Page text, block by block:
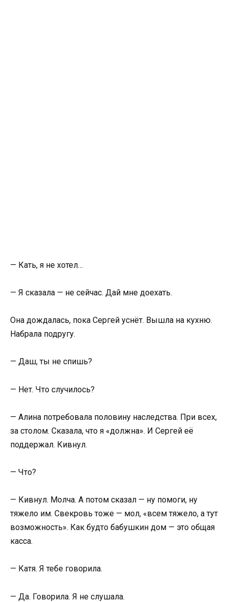
— Кать, я не хотел…
— Я сказала — не сейчас. Дай мне доехать.
Она дождалась, пока Сергей уснёт. Вышла на кухню.
Набрала подругу.
— Даш, ты не спишь?
— Нет. Что случилось?
— Алина потребовала половину наследства. При всех,
за столом. Сказала, что я «должна». И Сергей её
поддержал. Кивнул.
— Что?
— Кивнул. Молча. А потом сказал — ну помоги, ну
тяжело им. Свекровь тоже — мол, «всем тяжело, а тут
возможность». Как будто бабушкин дом — это общая
касса.
— Катя. Я тебе говорила.
— Да. Говорила. Я не слушала.